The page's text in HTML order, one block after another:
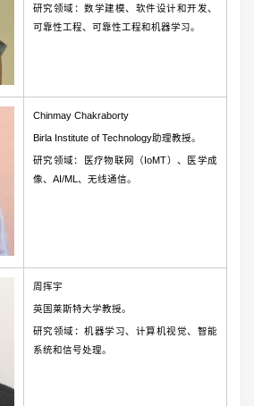
研究领域：数学建模、软件设计和开发、
可靠性工程、可靠性工程和机器学习。
Chinmay Chakraborty
Birla Institute of Technology助理教授。
研究领域：医疗物联网（IoMT）、医学成
像、AI/ML、无线通信。
周挥宇
英国莱斯特大学教授。
研究领域：机器学习、计算机视觉、智能
系统和信号处理。